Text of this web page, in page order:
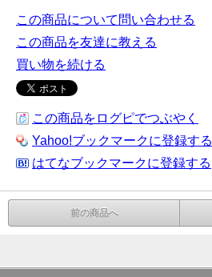
この商品について問い合わせる
この商品を友達に教える
買い物を続ける
この商品をログピでつぶやく
Yahoo!ブックマークに登録する
はてなブックマークに登録する
前の商品へ